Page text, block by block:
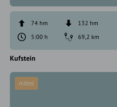
74 hm
132 hm
5:00 h
69,2 km
Kufstein
mittel